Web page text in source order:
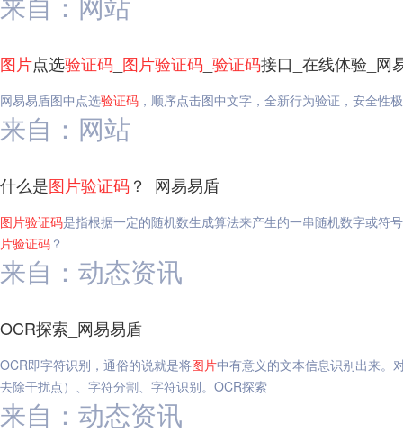
图片点选验证码 图片验证码 验证码接口_在线体验_网
网易易盾图中点选验证码 ，顺序点击图中文字，全新行为验证，安全性
来自：网站
什么是图片验证码 ？_网易易盾
图片验证码是指根据一定的随机数生成算法来产生的一串随机数字或符
片验证码 ？
来自：动态资讯
OCR探索_网易易盾
OCR即字符识别，通俗的说就是将图片中有意义的文本信息识别出来。
去除干扰点）、字符分割、字符识别。OCR探索
来自：动态资讯